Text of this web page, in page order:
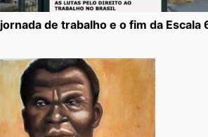
jornada de trabalho e o fim da Escala